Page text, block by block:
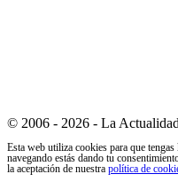
© 2006 - 2026 - La
Esta web utiliza cookies para que
navegando estás dando tu
la aceptación de nuestra política de